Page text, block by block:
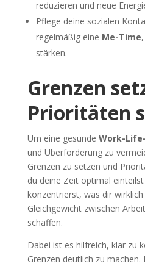
reduzieren und neue
Pflege deine sozialen
regelmäßig eine Me-Time
stärken.
Grenzen
Prioritäten
Um eine gesunde Work-
und Überforderung zu
Grenzen zu setzen und
du deine Zeit optimal
konzentrierst, was dir
Gleichgewicht zwischen
schaffen.
Dabei ist es hilfreich, klar zu
Grenzen deutlich zu machen.